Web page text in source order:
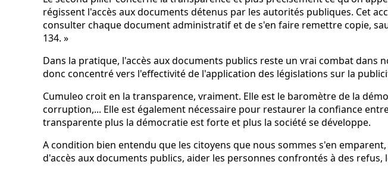
régissent l'accès aux documents détenus par les autorités publiques. Cet
consulter chaque document administratif et de s'en faire remettre copie,
134. »
Dans la pratique, l'accès aux documents publics reste un vrai combat dans
donc concentré vers l'effectivité de l'application des législations sur la
Cumuleo croit en la transparence, vraiment. Elle est le baromètre de la
corruption,... Elle est également nécessaire pour restaurer la confiance
transparente plus la démocratie est forte et plus la société se développe.
A condition bien entendu que les citoyens que nous sommes s'en
d'accès aux documents publics, aider les personnes confrontés à des refus,